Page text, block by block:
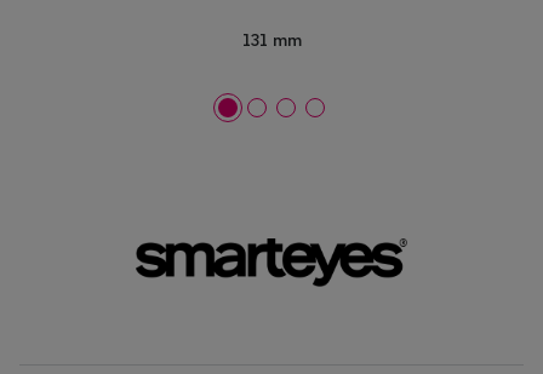
131 mm